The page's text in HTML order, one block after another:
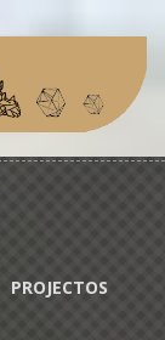
PROJECTOS